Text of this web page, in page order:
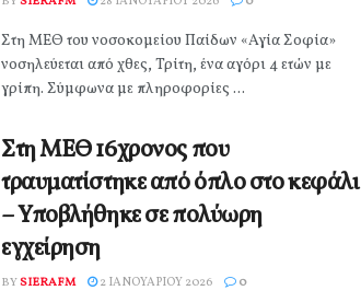
Στη ΜΕΘ του νοσοκομείου Παίδων «Αγία Σοφία»
νοσηλεύεται από χθες, Τρίτη, ένα αγόρι 4 ετών με
γρίπη. Σύμφωνα με πληροφορίες ...
Στη ΜΕΘ 16χρονος που
τραυματίστηκε από όπλο στο κεφάλι
– Υποβλήθηκε σε πολύωρη
εγχείρηση
BYSIERAFM 2 ΙΑΝΟΥΑΡΊΟΥ 2026 0